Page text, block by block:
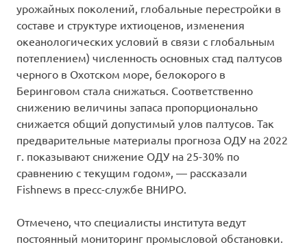
урожайных поколений, глобальные перестройки в
составе и структуре ихтиоценов, изменения
океанологических условий в связи с глобальным
потеплением) численность основных стад палтусов
черного в Охотском море, белокорого в
Беринговом стала снижаться. Соответственно
снижению величины запаса пропорционально
снижается общий допустимый улов палтусов. Так
предварительные материалы прогноза ОДУ на 2022
г. показывают снижение ОДУ на 25-30% по
сравнению с текущим годом», — рассказали
Fishnews в пресс-службе ВНИРО.
Отмечено, что специалисты института ведут
постоянный мониторинг промысловой обстановки.